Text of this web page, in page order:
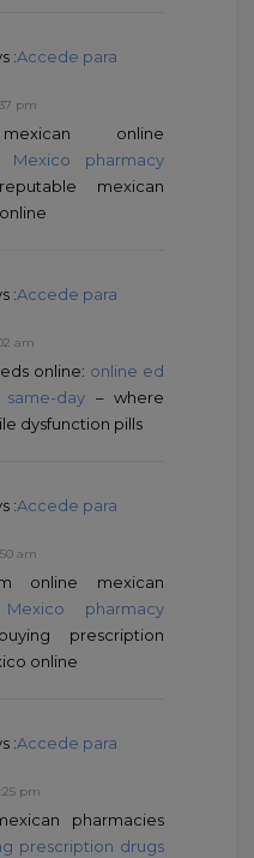
:Accede para
pm
online
Mexico pharmacy
mexican
:Accede para
am
online: online ed
day – where
dysfunction pills
:Accede para
am
online mexican
Mexico pharmacy
prescription
online
:Accede para
pm
pharmacies
prescription drugs